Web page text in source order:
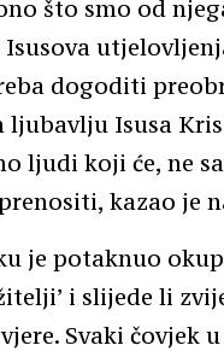
što smo od
Isusova
dogoditi
ljubavlju Isusa
ljudi koji će, ne
kazao je
je potaknuo
i slijede li
Svaki čovjek